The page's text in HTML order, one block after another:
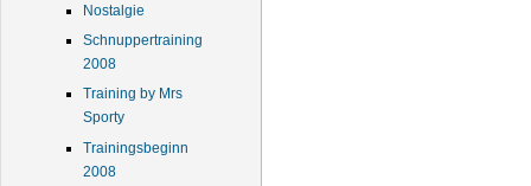
Nostalgie
Schnuppertraining
2008
Training by Mrs
Sporty
Trainingsbeginn
2008